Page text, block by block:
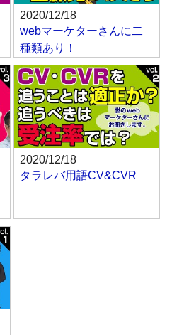
2020/12/18
webマーケターさんに二
種類あり！
2020/12/18
タラレバ用語CV&CVR